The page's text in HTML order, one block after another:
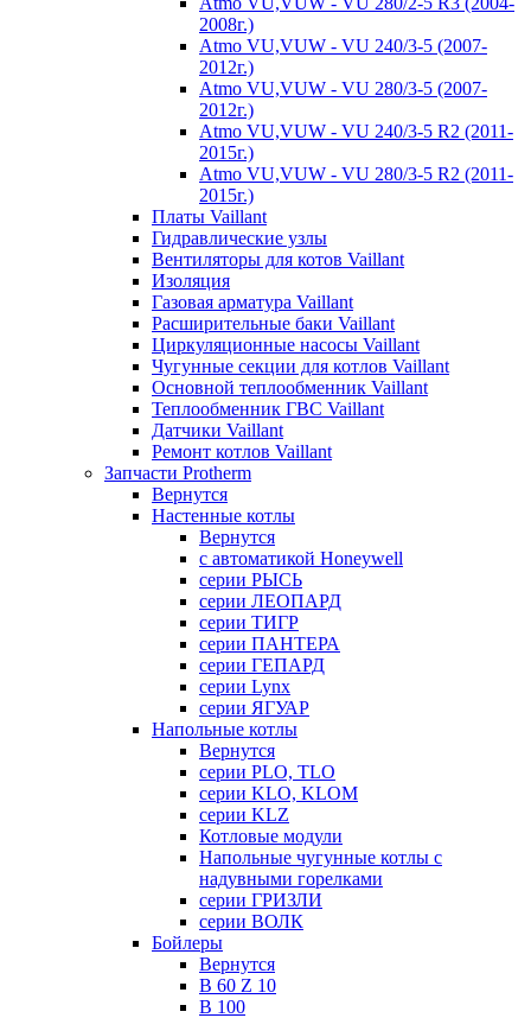
2008г.)
Atmo VU,VUW - VU 240/3-5 (2007-
2012г.)
Atmo VU,VUW - VU 280/3-5 (2007-
2012г.)
Atmo VU,VUW - VU 240/3-5 R2 (2011-
2015г.)
Atmo VU,VUW - VU 280/3-5 R2 (2011-
2015г.)
Платы Vaillant
Гидравлические узлы
Вентиляторы для котов Vaillant
Изоляция
Газовая арматура Vaillant
Расширительные баки Vaillant
Циркуляционные насосы Vaillant
Чугунные секции для котлов Vaillant
Основной теплообменник Vaillant
Теплообменник ГВС Vaillant
Датчики Vaillant
Ремонт котлов Vaillant
Запчасти Protherm
Вернутся
Настенные котлы
Вернутся
с автоматикой Honeywell
серии РЫСЬ
серии ЛЕОПАРД
серии ТИГР
серии ПАНТЕРА
серии ГЕПАРД
серии Lynx
серии ЯГУАР
Напольные котлы
Вернутся
серии PLO, TLO
серии KLO, KLOM
серии KLZ
Котловые модули
Напольные чугунные котлы с
надувными горелками
серии ГРИЗЛИ
серии ВОЛК
Бойлеры
Вернутся
B 60 Z 10
B 100